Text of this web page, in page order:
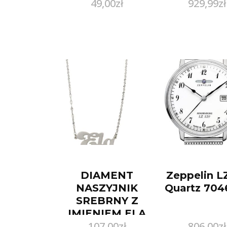
49,00zł 929,99zł
DIAMENT
NASZYJNIK
SREBRNY Z
IMIENIEM ELA
Zeppelin
Quartz